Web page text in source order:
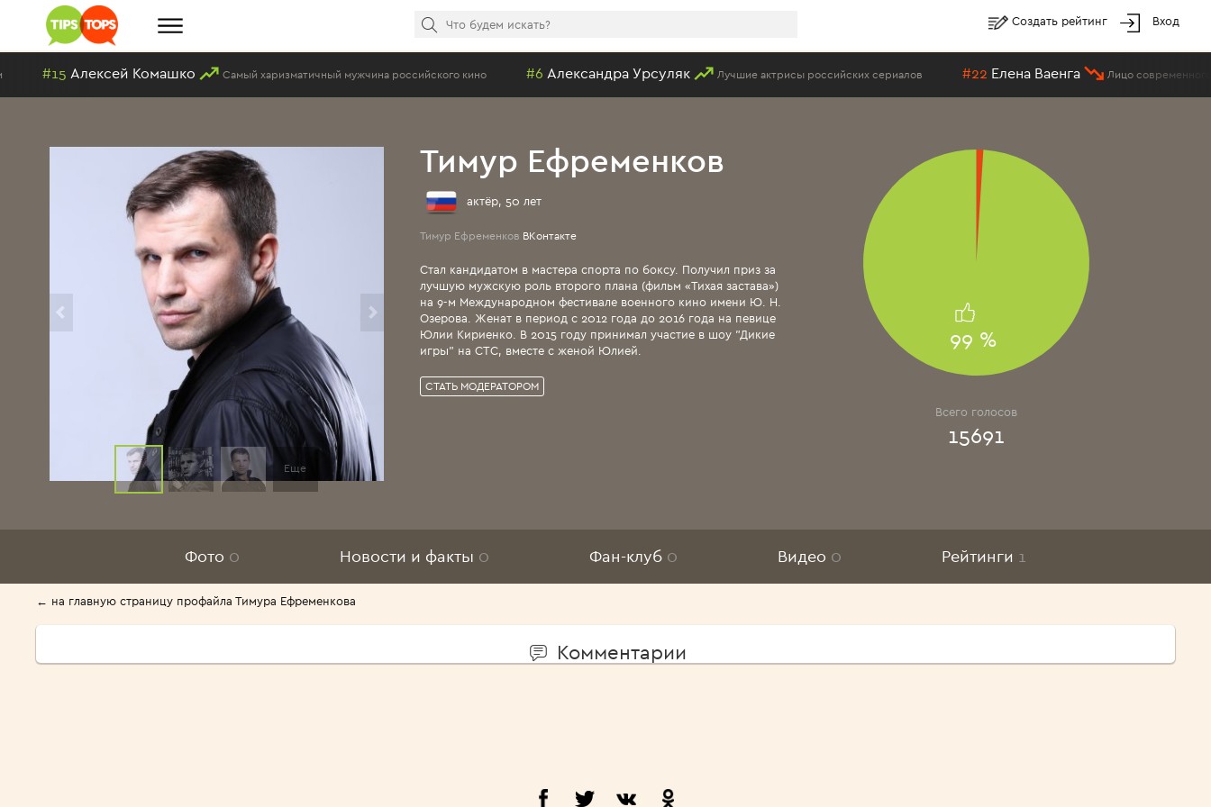
Создать рейтинг Вход
Алексей Комашко Самый харизматичный мужчина российского кино Александра Урсуляк Лучшие актрисы российских сериалов #22 Елена Ваенга Лицо современного
Еще
Тимур Ефременков
актёр, 50 лет
Тимур Ефременков ВКонтакте
Стал кандидатом в мастера спорта по боксу. Получил приз за
лучшую мужскую роль второго плана (фильм «Тихая застава»)
на 9-м Международном фестивале военного кино имени Ю. Н.
Озерова. Женат в период с 2012 года до 2016 года на певице
Юлии Кириенко. В 2015 году принимал участие в шоу "Дикие
игры" на СТС, вместе с женой Юлией.
СТАТЬ МОДЕРАТОРОМ
99 %
Всего голосов
15691
Фото 0 Новости и факты 0 Фан-клуб 0 Видео 0 Рейтинги 1
← на главную страницу профайла Тимура Ефременкова
Комментарии